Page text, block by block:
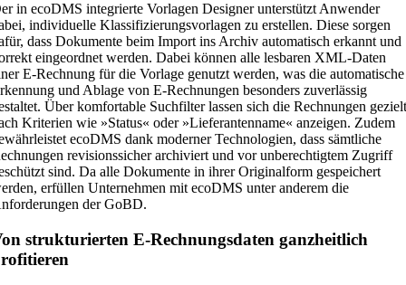
in ecoDMS integrierte Vorlagen Designer unterstützt Anwender
individuelle Klassifizierungsvorlagen zu erstellen. Diese sorgen
dass Dokumente beim Import ins Archiv automatisch erkannt und
eingeordnet werden. Dabei können alle lesbaren XML-Daten
E-Rechnung für die Vorlage genutzt werden, was die automatische
und Ablage von E-Rechnungen besonders zuverlässig
Über komfortable Suchfilter lassen sich die Rechnungen
Kriterien wie »Status« oder »Lieferantenname« anzeigen. Zudem
ecoDMS dank moderner Technologien, dass sämtliche
revisionssicher archiviert und vor unberechtigtem Zugriff
sind. Da alle Dokumente in ihrer Originalform gespeichert
erfüllen Unternehmen mit ecoDMS unter anderem die
der GoBD.
strukturierten E-Rechnungsdaten ganzheitlich